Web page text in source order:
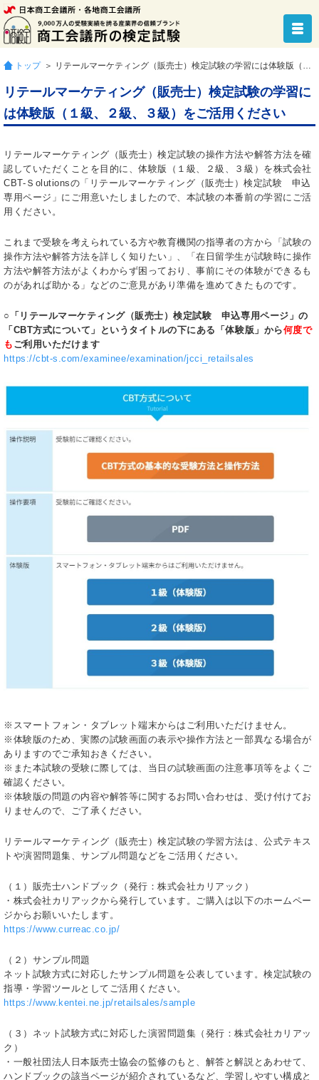
トップ ＞ リテールマーケティング（販売士）検定試験の学習には体験版（１級、２級、３級）をご活用ください
リテールマーケティング（販売士）検定試験の学習に
は体験版（１級、２級、３級）をご活用ください
リテールマーケティング（販売士）検定試験の操作方法や解答方法を確
認していただくことを目的に、体験版（１級、２級、３級）を株式会社
CBT-Ｓolutionsの「リテールマーケティング（販売士）検定試験 申込
専用ページ」にご用意いたしましたので、本試験の本番前の学習にご活
用ください。
これまで受験を考えられている方や教育機関の指導者の方から「試験の
操作方法や解答方法を詳しく知りたい」、「在日留学生が試験時に操作
方法や解答方法がよくわからず困っており、事前にその体験ができるも
のがあれば助かる」などのご意見があり準備を進めてきたものです。
○「リテールマーケティング（販売士）検定試験 申込専用ページ」の
「CBT方式について」というタイトルの下にある「体験版」から何度で
も ご利用いただけます
https://cbt-s.com/examinee/examination/jcci_retailsales
※スマートフォン・タブレット端末からはご利用いただけません。
※体験版のため、実際の試験画面の表示や操作方法と一部異なる場合が
ありますのでご承知おきください。
※また本試験の受験に際しては、当日の試験画面の注意事項等をよくご
確認ください。
※体験版の問題の内容や解答等に関するお問い合わせは、受け付けてお
りませんので、ご了承ください。
リテールマーケティング（販売士）検定試験の学習方法は、公式テキス
トや演習問題集、サンプル問題などをご活用ください。
（１）販売士ハンドブック（発行：株式会社カリアック）
・株式会社カリアックから発行しています。ご購入は以下のホームペー
ジからお願いいたします。
https://www.curreac.co.jp/
（２）サンプル問題
ネット試験方式に対応したサンプル問題を公表しています。検定試験の
指導・学習ツールとしてご活用ください。
https://www.kentei.ne.jp/retailsales/sample
（３）ネット試験方式に対応した演習問題集（発行：株式会社カリアッ
ク）
・一般社団法人日本販売士協会の監修のもと、解答と解説とあわせて、
ハンドブックの該当ページが紹介されているなど、学習しやすい構成と